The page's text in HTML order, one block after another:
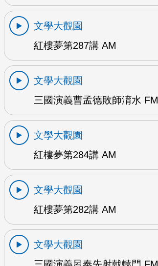
文學大觀園
紅樓夢第287講 AM
文學大觀園
三國演義曹孟德敗師淯水 FM
文學大觀園
紅樓夢第284講 AM
文學大觀園
紅樓夢第282講 AM
文學大觀園